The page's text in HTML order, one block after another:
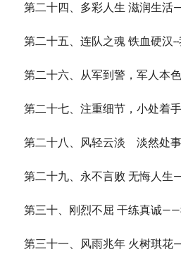
第二十四、多彩人生 滋润生活
第二十五、连队之魂 铁血硬汉
第二十六、从军到警，军人本
第二十七、注重细节，小处着
第二十八、风轻云淡 淡然处
第二十九、永不言败 无悔人生
第三十、刚烈不屈 干练真诚
第三十一、风雨兆年 火树琪